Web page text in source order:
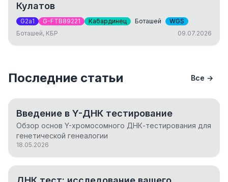
Кулатов
G2a1 G-FTB89221 Кабардинец Боташей
WGS
Боташей, КБР
09.07.2026
Последние статьи Все →
Введение в Y-ДНК тестирование
Обзор основ Y-хромосомного ДНК-тестирования для
генетической генеалогии
18.05.2026